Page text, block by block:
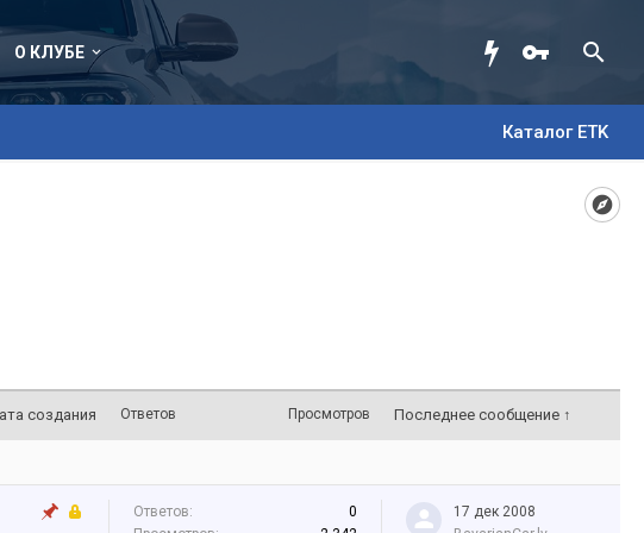
Каталог ETK
О КЛУБЕ
создания Ответов Просмотров Последнее сообщение ↑
Ответов:
0
17 дек 2008